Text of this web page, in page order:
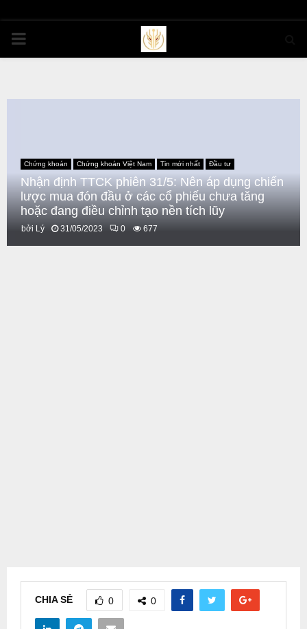
PRIMARY
Chứng khoán Chứng khoán Việt Nam Tin mới nhất Đầu tư
Nhận định TTCK phiên 31/5: Nên áp dụng chiến
lược mua đón đầu ở các cổ phiếu chưa tăng
hoặc đang điều chỉnh tạo nền tích lũy
bởi Lý 31/05/2023 0 677
CHIA SẺ 0 0